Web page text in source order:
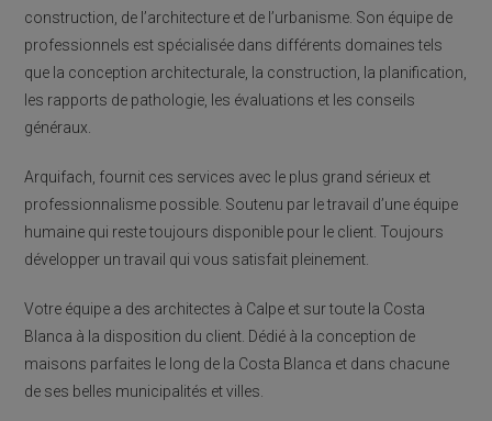
construction, de l’architecture et de l’urbanisme. Son équipe de
professionnels est spécialisée dans différents domaines tels
que la conception architecturale, la construction, la planification,
les rapports de pathologie, les évaluations et les conseils
généraux.
Arquifach, fournit ces services avec le plus grand sérieux et
professionnalisme possible. Soutenu par le travail d’une équipe
humaine qui reste toujours disponible pour le client. Toujours
développer un travail qui vous satisfait pleinement.
Votre équipe a des architectes à Calpe et sur toute la Costa
Blanca à la disposition du client. Dédié à la conception de
maisons parfaites le long de la Costa Blanca et dans chacune
de ses belles municipalités et villes.